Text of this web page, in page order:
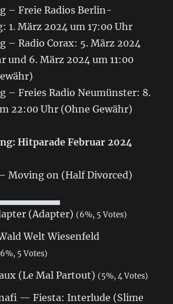
– Freie Radios Berlin-
1. März 2024 um 17:00 Uhr
– Radio Corax: 5. März 2024
und 6. März 2024 um 11:00
– Freies Radio Neumünster: 8.
22:00 Uhr (Ohne Gewähr)
Hitparade Februar 2024
Moving on (Half Divorced)
(Adapter) (6%, 5 Votes)
Welt Wiesenfeld
5 Votes)
(Le Mal Partout) (5%, 4 Votes)
— Fiesta: Interlude (Slime